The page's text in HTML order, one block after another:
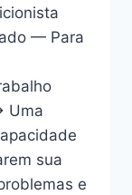
— Para
Uma
sua
e